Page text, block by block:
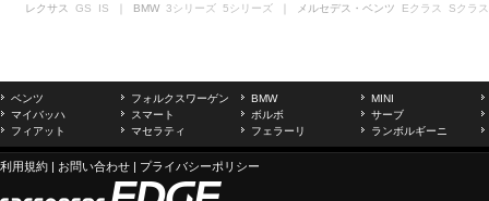
レクサス GS IS ｜ BMW 3シリーズ 5シリーズ ｜ メルセデス・ベンツ Eクラス Sクラス
ベンツ フォルクスワーゲン BMW
MINI
マイバッハ
スマート ボルボ
サーブ
フィアット
マセラティ フェラーリ ランボルギーニ
利用規約 | お問い合わせ | プライバシーポリシー